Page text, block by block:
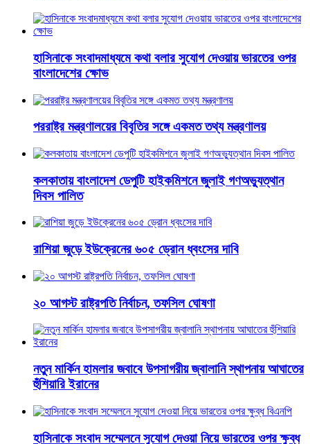
হাসিনাকে সংবাদমাধ্যমে কথা বলার সুযোগ দেওয়ায় ভারতের ওপর
বাংলাদেশের ক্ষোভ
পররাষ্ট্র মন্ত্রণালয়ের বিবৃতির সঙ্গে একমত তথ্য মন্ত্রণালয়
কলকাতায় বাংলাদেশ ডেপুটি হাইকমিশনে জুলাই গণঅভ্যুত্থান
দিবস পালিত
রাশিয়া জুড়ে ইউক্রেনের ৬০৫ ড্রোন ধ্বংসের দাবি
২০ আগস্ট রাষ্ট্রপতি নির্বাচন, তফসিল ঘোষণা
নতুন মার্কিন হামলার জবাবে উপসাগরীয় জ্বালানি স্থাপনায় আঘাতের
হুঁশিয়ারি ইরানের
হাসিনাকে সংবাদ সম্মেলনে সুযোগ দেওয়া নিয়ে ভারতের ওপর ক্ষুব্ধ